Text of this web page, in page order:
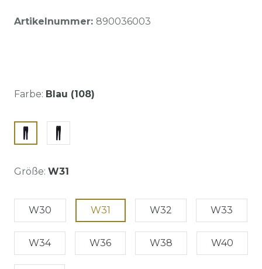
Artikelnummer: 890036003
Farbe: Blau (108)
Größe: W31
W30 W31 W32 W33
W34 W36 W38 W40